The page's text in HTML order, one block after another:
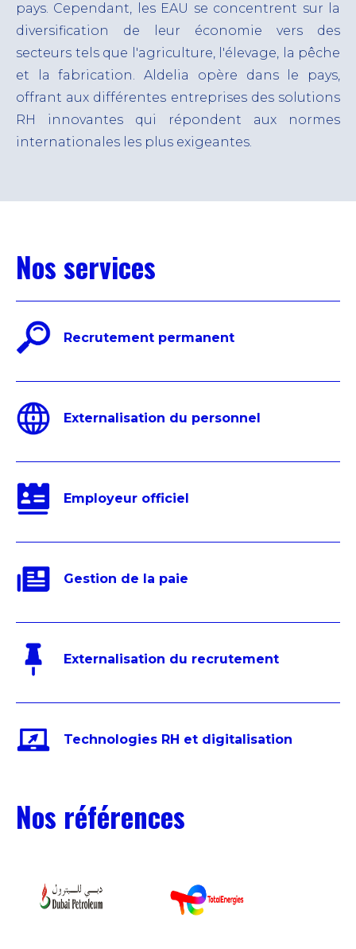
pays. Cependant, les EAU se concentrent sur la
diversification de leur économie vers des
secteurs tels que l'agriculture, l'élevage, la pêche
et la fabrication. Aldelia opère dans le pays,
offrant aux différentes entreprises des solutions
RH innovantes qui répondent aux normes
internationales les plus exigeantes.
Nos services
Recrutement permanent
Externalisation du personnel
Employeur officiel
Gestion de la paie
Externalisation du recrutement
Technologies RH et digitalisation
Nos références